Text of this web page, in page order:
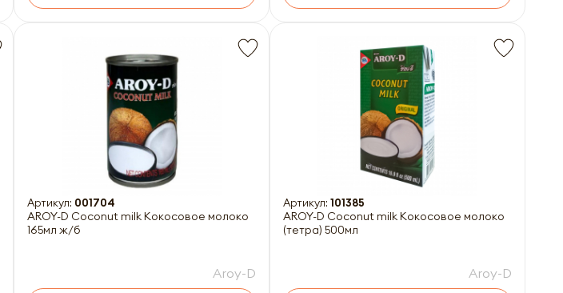
Артикул: 001704
AROY-D Coconut milk Кокосовое молоко
165мл ж/б
Aroy-D
Артикул: 101385
AROY-D Coconut milk Кокосовое молоко
(тетра) 500мл
Aroy-D